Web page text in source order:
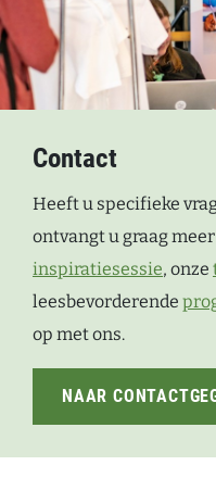
Contact
Heeft u specifieke
ontvangt u graag
inspiratiesessie, onze
leesbevorderende
op met ons.
NAAR